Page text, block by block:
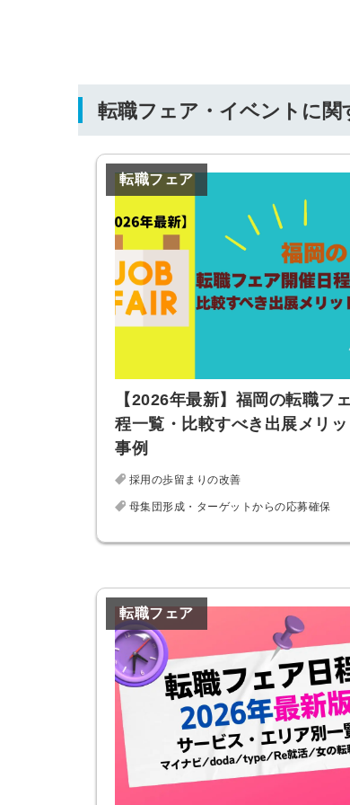
転職フェア・イベントに
転職フェア
【2026年最新】福岡の転職フ
程一覧・比較すべき出展メリ
事例
採用の歩留まりの改善
母集団形成・ターゲットからの応募確保
転職フェア